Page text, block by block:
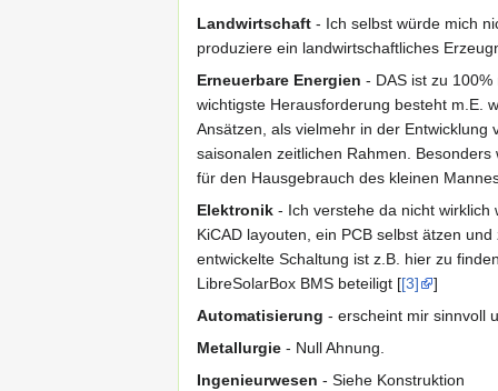
Landwirtschaft - Ich selbst würde mich
produziere ein landwirtschaftliches
Erneuerbare Energien - DAS ist zu
wichtigste Herausforderung besteht m.E.
Ansätzen, als vielmehr in der
saisonalen zeitlichen Rahmen.
für den Hausgebrauch des kleinen
Elektronik - Ich verstehe da nicht
KiCAD layouten, ein PCB selbst ätzen
entwickelte Schaltung ist z.B. hier zu
LibreSolarBox BMS beteiligt [[3]
]
Automatisierung - erscheint mir sinnvoll
Metallurgie - Null Ahnung.
Ingenieurwesen - Siehe Konstruktion